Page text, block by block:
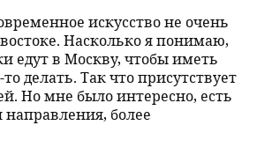
искусство не очень
Насколько я понимаю,
едут в Москву, чтобы иметь
делать. Так что присутствует
Но мне было интересно, есть
направления, более